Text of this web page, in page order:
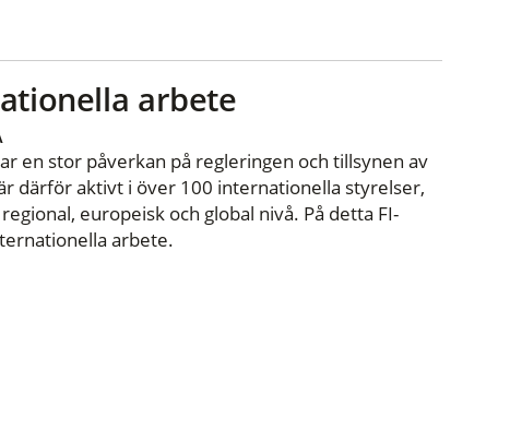
arbete
en stor påverkan på regleringen och tillsynen av
därför aktivt i över 100 internationella styrelser,
europeisk och global nivå. På detta FI-
arbete.